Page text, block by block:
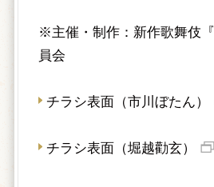
※主催・制作：新作歌舞伎
員会
チラシ表面（市川ぼたん）
チラシ表面（堀越勸玄）